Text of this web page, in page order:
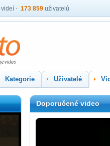
videí 173 859 uživatelů
Kategorie Uživatelé
Doporučené video